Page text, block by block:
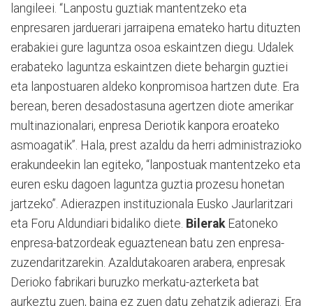
langileei. “Lanpostu guztiak mantentzeko eta
enpresaren jarduerari jarraipena emateko hartu dituzten
erabakiei gure laguntza osoa eskaintzen diegu. Udalek
erabateko laguntza eskaintzen diete behargin guztiei
eta lanpostuaren aldeko konpromisoa hartzen dute. Era
berean, beren desadostasuna agertzen diote amerikar
multinazionalari, enpresa Deriotik kanpora eroateko
asmoagatik”. Hala, prest azaldu da herri administrazioko
erakundeekin lan egiteko, “lanpostuak mantentzeko eta
euren esku dagoen laguntza guztia prozesu honetan
jartzeko”. Adierazpen instituzionala Eusko Jaurlaritzari
eta Foru Aldundiari bidaliko diete. Bilerak Eatoneko
enpresa-batzordeak eguaztenean batu zen enpresa-
zuzendaritzarekin. Azaldutakoaren arabera, enpresak
Derioko fabrikari buruzko merkatu-azterketa bat
aurkeztu zuen, baina ez zuen datu zehatzik adierazi. Era